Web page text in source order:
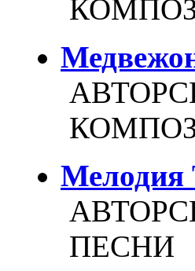
Мелодия
ПЕСНИ